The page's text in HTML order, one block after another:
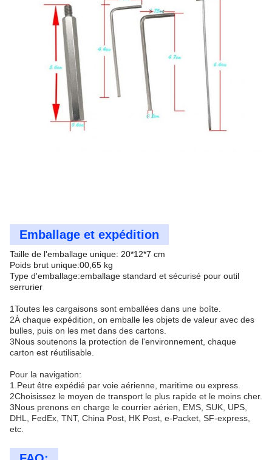
Emballage et expédition
Taille de l'emballage unique: 20*12*7 cm
Poids brut unique:00,65 kg
Type d'emballage:emballage standard et sécurisé pour outil
serrurier
1Toutes les cargaisons sont emballées dans une boîte.
2À chaque expédition, on emballe les objets de valeur avec des
bulles, puis on les met dans des cartons.
3Nous soutenons la protection de l'environnement, chaque
carton est réutilisable.
Pour la navigation:
1.Peut être expédié par voie aérienne, maritime ou express.
2Choisissez le moyen de transport le plus rapide et le moins cher.
3Nous prenons en charge le courrier aérien, EMS, SUK, UPS,
DHL, FedEx, TNT, China Post, HK Post, e-Packet, SF-express,
etc.